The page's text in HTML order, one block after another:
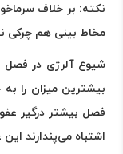
نکته: بر خلاف
مخاط بینی هم چرکی
شیوع آلرژی در فصل
بیشترین میزان را
فصل بیشتر درگیر
اشتباه می‌پندارند